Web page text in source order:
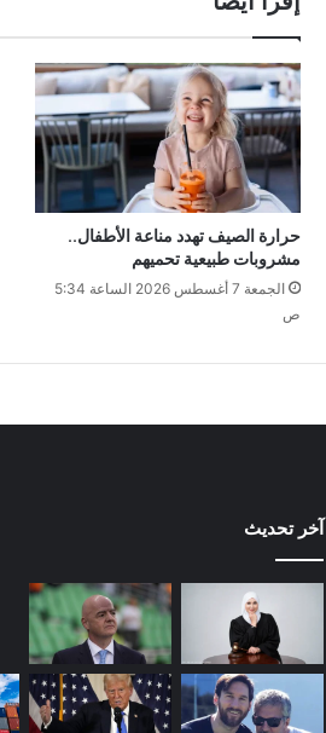
حرارة الصيف تهدد مناعة الأطفال..
مشروبات طبيعية تحميهم
الجمعة 7 أغسطس 2026 الساعة 5:34
ص
آخر تحديث